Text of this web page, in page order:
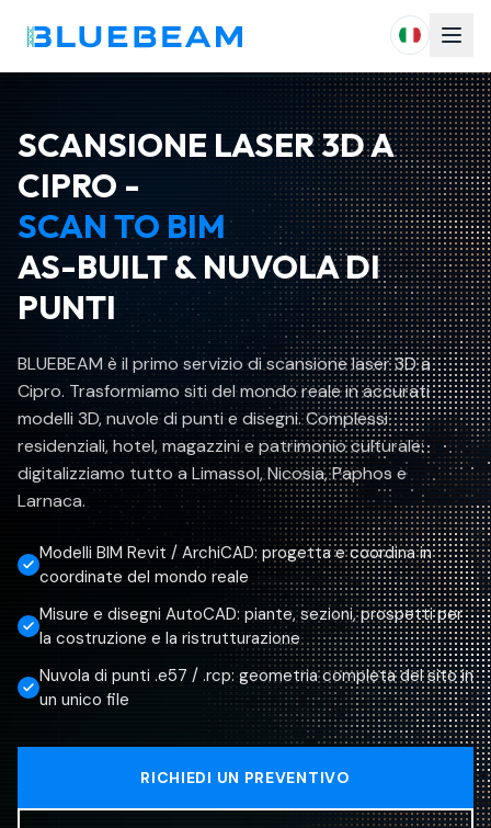
SCANSIONE LASER 3D A
CIPRO -
SCAN TO BIM
AS-BUILT & NUVOLA DI
PUNTI
BLUEBEAM è il primo servizio di scansione laser 3D a
Cipro. Trasformiamo siti del mondo reale in accurati
modelli 3D, nuvole di punti e disegni. Complessi
residenziali, hotel, magazzini e patrimonio culturale:
digitalizziamo tutto a Limassol, Nicosia, Paphos e
Larnaca.
Modelli BIM Revit / ArchiCAD: progetta e coordina in
coordinate del mondo reale
Misure e disegni AutoCAD: piante, sezioni, prospetti per
la costruzione e la ristrutturazione
Nuvola di punti .e57 / .rcp: geometria completa del sito in
un unico file
RICHIEDI UN PREVENTIVO